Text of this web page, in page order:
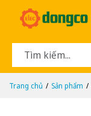
Trang chủ Sản phẩm